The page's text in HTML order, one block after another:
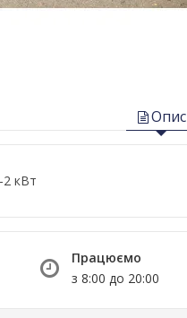
Опис
2 кВт
Працюємо
з 8:00 до 20:00